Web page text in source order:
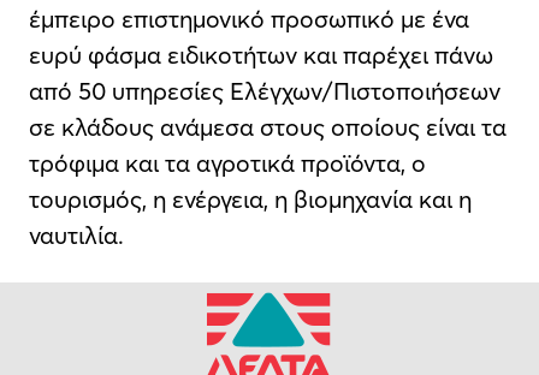
έμπειρο επιστημονικό προσωπικό με ένα
ευρύ φάσμα ειδικοτήτων και παρέχει πάνω
από 50 υπηρεσίες Ελέγχων/Πιστοποιήσεων
σε κλάδους ανάμεσα στους οποίους είναι τα
τρόφιμα και τα αγροτικά προϊόντα, ο
τουρισμός, η ενέργεια, η βιομηχανία και η
ναυτιλία.